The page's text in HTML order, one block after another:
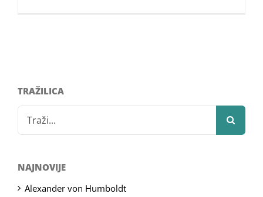
TRAŽILICA
for:
NAJNOVIJE
Alexander von Humboldt